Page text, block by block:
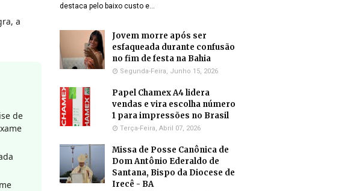
a
de
destaca pelo baixo custo e…
Jovem morre após ser
esfaqueada durante confusão
no fim de festa na Bahia
Segunda-Feira, Junho 15, 2026
Papel Chamex A4 lidera
vendas e vira escolha número
1 para impressões no Brasil
Terça-Feira, Abril 07, 2026
Missa de Posse Canônica de
Dom Antônio Ederaldo de
Santana, Bispo da Diocese de
Irecê - BA